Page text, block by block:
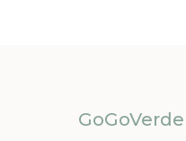
GoGoVerde